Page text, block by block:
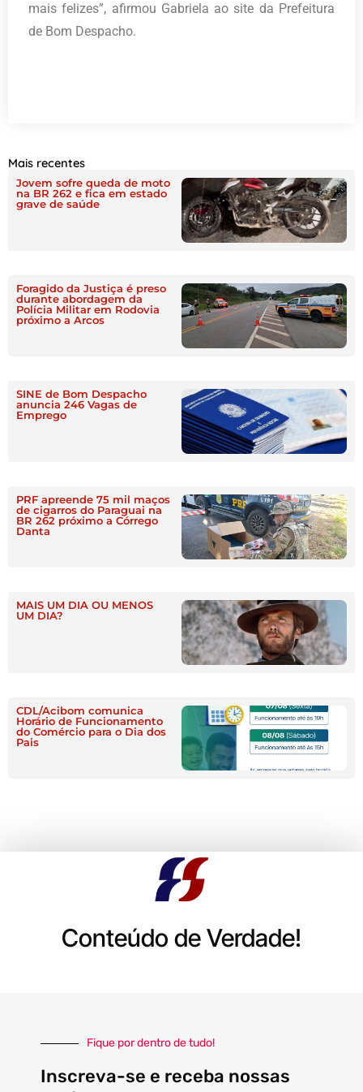
mais felizes”, afirmou Gabriela ao site da Prefeitura
de Bom Despacho.
Mais recentes
Jovem sofre queda de moto
na BR 262 e fica em estado
grave de saúde
Foragido da Justiça é preso
durante abordagem da
Polícia Militar em Rodovia
próximo a Arcos
SINE de Bom Despacho
anuncia 246 Vagas de
Emprego
PRF apreende 75 mil maços
de cigarros do Paraguai na
BR 262 próximo a Córrego
Danta
MAIS UM DIA OU MENOS
UM DIA?
CDL/Acibom comunica
Horário de Funcionamento
do Comércio para o Dia dos
Pais
Conteúdo de Verdade!
Fique por dentro de tudo!
Inscreva-se e receba nossas